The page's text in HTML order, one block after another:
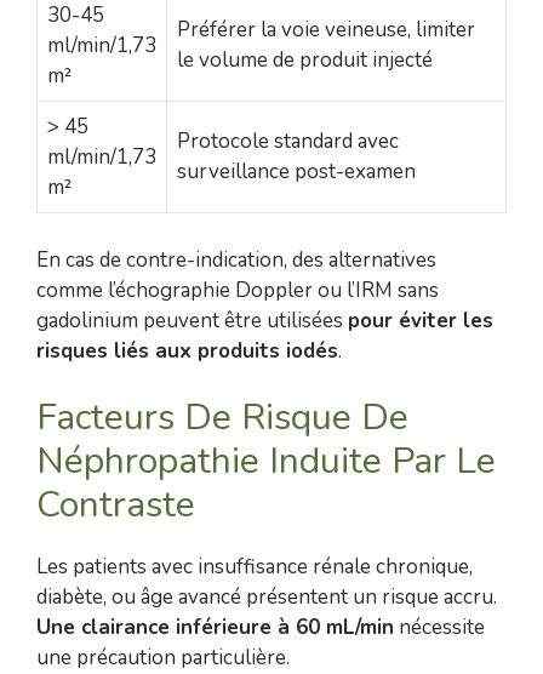
30-45
ml/min/1,73
m²
Préférer la voie veineuse, limiter
le volume de produit injecté
> 45
ml/min/1,73
m²
Protocole standard avec
surveillance post-examen
En cas de contre-indication, des alternatives
comme l’échographie Doppler ou l’IRM sans
gadolinium peuvent être utilisées pour éviter les
risques liés aux produits iodés.
Facteurs De Risque De
Néphropathie Induite Par Le
Contraste
Les patients avec insuffisance rénale chronique,
diabète, ou âge avancé présentent un risque accru.
Une clairance inférieure à 60 mL/min nécessite
une précaution particulière.